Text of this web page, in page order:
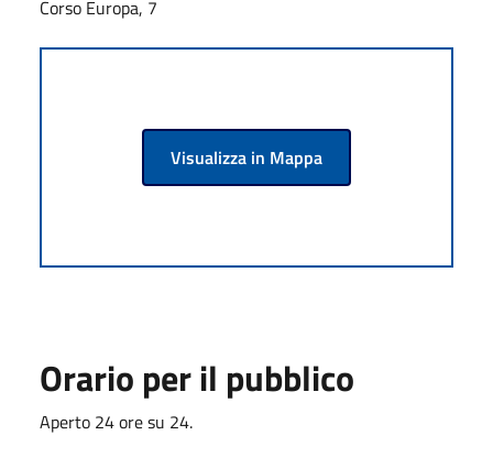
Corso Europa, 7
Visualizza in Mappa
Orario per il pubblico
Aperto 24 ore su 24.